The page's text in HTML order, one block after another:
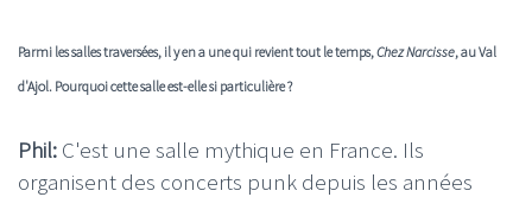
Parmi les salles traversées, il y en a une qui revient tout le temps, Chez Narcisse, au Val
d'Ajol. Pourquoi cette salle est-elle si particulière ?
Phil: C'est une salle mythique en France. Ils
organisent des concerts punk depuis les années